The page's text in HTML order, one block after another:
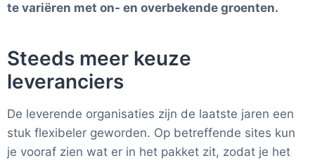
te variëren met on- en overbekende groenten.
Steeds meer keuze
leveranciers
De leverende organisaties zijn de laatste jaren een
stuk flexibeler geworden. Op betreffende sites kun
je vooraf zien wat er in het pakket zit, zodat je het